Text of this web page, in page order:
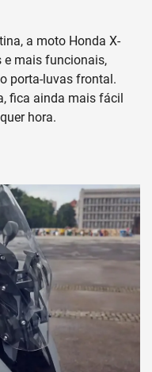
a moto Honda X-
e mais funcionais,
porta-luvas frontal.
fica ainda mais fácil
hora.